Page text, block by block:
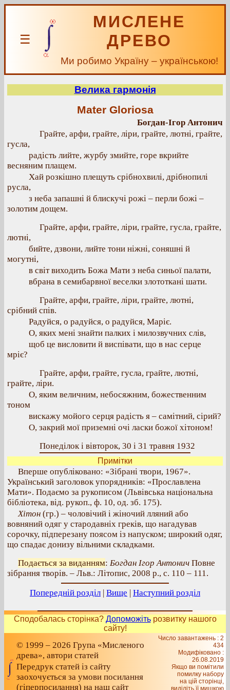
☰
МИСЛЕНЕ
ДРЕВО
Ми робимо Україну – українською!
Велика гармонія
Mater Gloriosa
Богдан-Ігор Антонич
Грайте, арфи, грайте, ліри, грайте, лютні, грайте,
гусла,
радість лийте, журбу змийте, горе вкрийте
весняним плащем.
Хай розкішно плещуть срібнохвилі, дрібнопилі
русла,
з неба запашні й блискучі рожі – перли божі –
золотим дощем.
Грайте, арфи, грайте, ліри, грайте, гусла, грайте,
лютні,
бийте, дзвони, лийте тони ніжні, соняшні й
могутні,
в світ виходить Божа Мати з неба синьої палати,
вбрана в семибарвної веселки злототкані шати.
Грайте, арфи, грайте, ліри, грайте, лютні,
срібний спів.
Радуйся, о радуйся, о радуйся, Маріє.
О, яких мені знайти палких і милозвучних слів,
щоб це висловити й виспівати, що в нас серце
мріє?
Грайте, арфи, грайте, гусла, грайте, лютні,
грайте, ліри.
О, яким величним, небосяжним, божественним
тоном
вискажу мойого серця радість я – самітний, сірий?
О, закрий мої приземні очі ласки божої хітоном!
Понеділок і вівторок, 30 і 31 травня 1932
Примітки
Вперше опубліковано: «Зібрані твори, 1967».
Український заголовок упорядників: «Прославлена
Мати». Подаємо за рукописом (Львівська національна
бібліотека, від. рукоп., ф. 10, од. зб. 175).
Хітон (гр.) – чоловічий і жіночий лляний або
вовняний одяг у стародавніх греків, що нагадував
сорочку, підперезану поясом із напуском; широкий одяг,
що спадає донизу вільними складками.
Подається за виданням: Богдан Ігор Антонич Повне
зібрання творів. – Льв.: Літопис, 2008 р., с. 110 – 111.
Попередній розділ | Вище | Наступний розділ
Сподобалась сторінка? Допоможітьрозвитку нашого
сайту!
© 1999 – 2026 Група «Мисленого
древа», автори статей
Передрук статей із сайту
заохочується за умови посилання
(гіперпосилання) на наш сайт
Число завантажень : 2
434
Модифіковано :
26.08.2019
Якщо ви помітили
помилку набору
на цiй сторiнцi,
видiлiть її мишкою